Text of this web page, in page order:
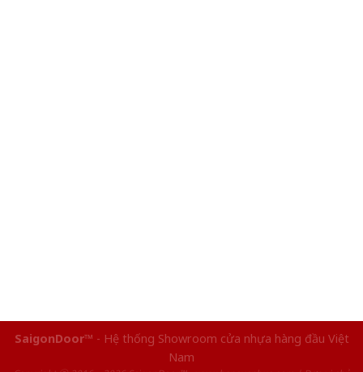
SaigonDoor™ - Hệ thống Showroom cửa nhựa hàng đầu Việt
Nam